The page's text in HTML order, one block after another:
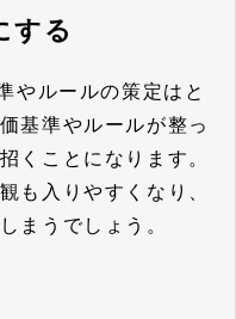
する
やルールの策定はと
基準やルールが整っ
くことになります。
も入りやすくなり、
まうでしょう。